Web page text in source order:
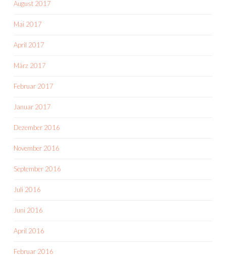
August 2017
Mai 2017
April 2017
März 2017
Februar 2017
Januar 2017
Dezember 2016
November 2016
September 2016
Juli 2016
Juni 2016
April 2016
Februar 2016